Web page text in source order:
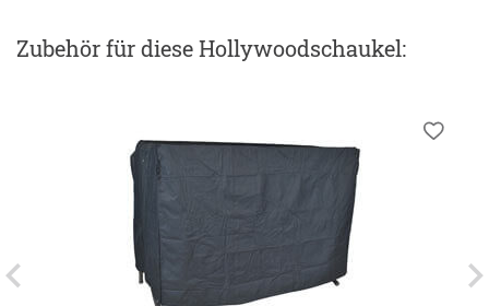
Zubehörfür diese Hollywoodschaukel: